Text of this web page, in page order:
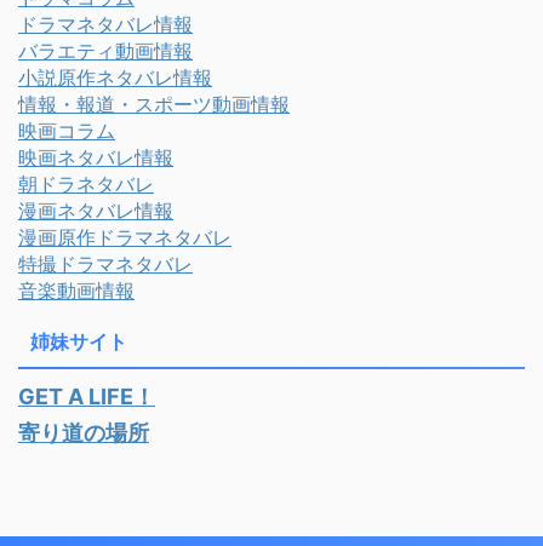
ドラマネタバレ情報
バラエティ動画情報
小説原作ネタバレ情報
情報・報道・スポーツ動画情報
映画コラム
映画ネタバレ情報
朝ドラネタバレ
漫画ネタバレ情報
漫画原作ドラマネタバレ
特撮ドラマネタバレ
音楽動画情報
姉妹サイト
GET A LIFE！
寄り道の場所